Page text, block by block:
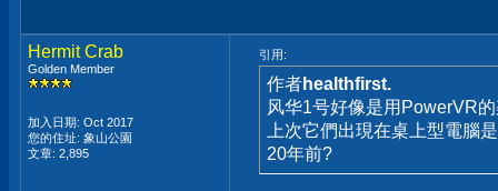
Hermit Crab
Golden Member
加入日期: Oct 2017
您的住址: 象山公園
文章: 2,895
引用:
作者healthfirst.
风华1号好像是用PowerVR
上次它們出現在桌上型電腦
20年前?